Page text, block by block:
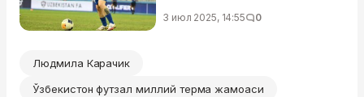
3 июл 2025, 14:55 0
Людмила Карачик
Ўзбекистон футзал миллий терма жамоаси